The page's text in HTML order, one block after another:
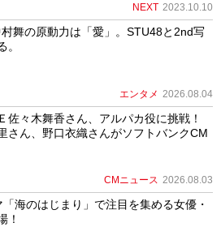
NEXT 2023.10.10
舞の原動力は「愛」。STU48と2nd写
。
エンタメ 2026.08.04
佐々木舞香さん、アルパカ役に挑戦！
さん、野口衣織さんがソフトバンクCM
CMニュース 2026.08.03
「海のはじまり」で注目を集める女優・
！